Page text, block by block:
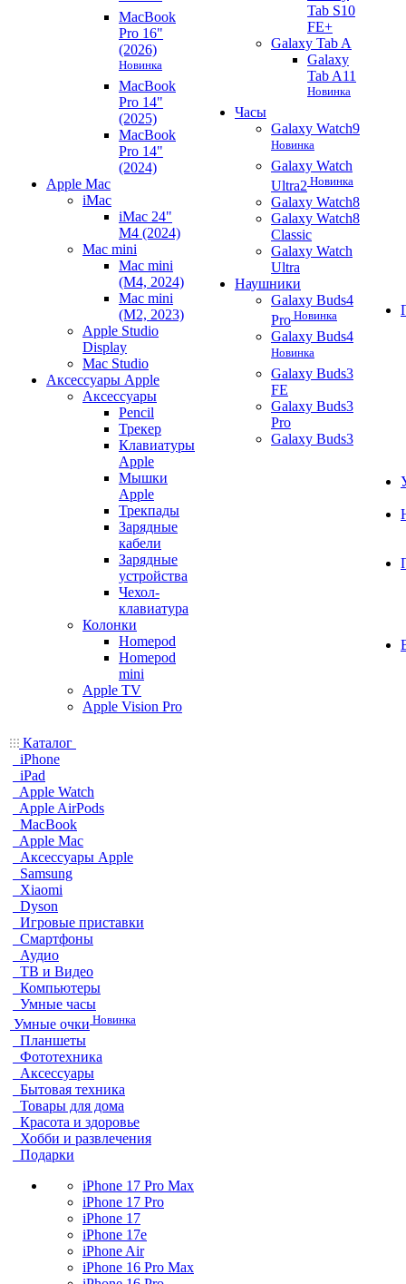
MacBook
Pro 16"
(2026)
Новинка
MacBook
Pro 14"
(2025)
MacBook
Pro 14"
(2024)
Apple Mac
iMac
iMac 24"
M4 (2024)
Mac mini
Mac mini
(M4, 2024)
Mac mini
(M2, 2023)
Apple Studio
Display
Mac Studio
Аксессуары Apple
Аксессуары
Pencil
Трекер
Клавиатуры
Apple
Мышки
Apple
Трекпады
Зарядные
кабели
Зарядные
устройства
Чехол-
клавиатура
Колонки
Homepod
Homepod
mini
Apple TV
Apple Vision Pro
Tab S10
FE+
Galaxy Tab A
Galaxy
Tab A11
Новинка
Часы
Galaxy Watch9
Новинка
Galaxy Watch
Ultra2 Новинка
Galaxy Watch8
Galaxy Watch8
Classic
Galaxy Watch
Ultra
Наушники
Galaxy Buds4
Pro Новинка
Galaxy Buds4
Новинка
Galaxy Buds3
FE
Galaxy Buds3
Pro
Galaxy Buds3
Каталог
iPhone
iPad
Apple Watch
Apple AirPods
MacBook
Apple Mac
Аксессуары Apple
Samsung
Xiaomi
Dyson
Игровые приставки
Смартфоны
Аудио
ТВ и Видео
Компьютеры
Умные часы
Умные очки Новинка
Планшеты
Фототехника
Аксессуары
Бытовая техника
Товары для дома
Красота и здоровье
Хобби и развлечения
Подарки
iPhone 17 Pro Max
iPhone 17 Pro
iPhone 17
iPhone 17e
iPhone Air
iPhone 16 Pro Max